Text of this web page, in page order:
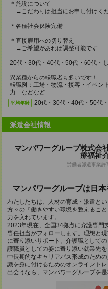
＊施設について
→こだわりは担当にお申し付けくだ
＊各種社会保険完備
＊直接雇用への切り替え
→ご希望があれば調整可能です
20代・30代・40代・50代・60代・
異業種からの転職者も多いです！
転職例：工場・物流・接客・イベン
力 などなど
平均年齢 20代・30代・40代・50代
派遣会社情報
マンパワーグループ株式
療福祉
労働者派遣事業
マンパワーグループは日
わたしたちは、人材の育成・派遣と
方々の『働きやすい環境を整えるこ
力を入れています。
2023年現在、全国34拠点に介護専門
専任担当がフォローします。理想と
に寄り添いサポート。介護職として
護職員としての姿に寄り添い就業先を
中長期的なキャリアパス形成のため
識を身に付けるためのオンライント
出会うなら、マンパワーグループを是